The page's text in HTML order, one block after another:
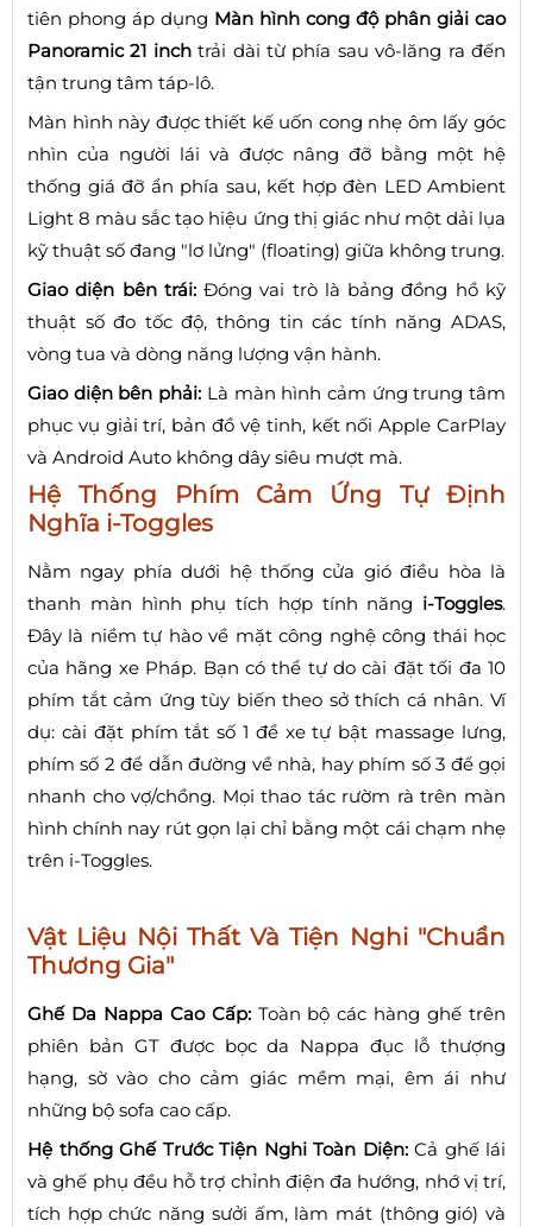
tiên phong áp dụng Màn hình cong độ phân giải cao
Panoramic 21 inchtrải dài từ phía sau vô-lăng ra đến
tận trung tâm táp-lô.
Màn hình này được thiết kế uốn cong nhẹ ôm lấy góc
nhìn của người lái và được nâng đỡ bằng một hệ
thống giá đỡ ẩn phía sau, kết hợp đèn LED Ambient
Light 8 màu sắc tạo hiệu ứng thị giác như một dải lụa
kỹ thuật số đang "lơ lửng" (floating) giữa không trung.
Giao diện bên trái:Đóng vai trò là bảng đồng hồ kỹ
thuật số đo tốc độ, thông tin các tính năng ADAS,
vòng tua và dòng năng lượng vận hành.
Giao diện bên phải: Là màn hình cảm ứng trung tâm
phục vụ giải trí, bản đồ vệ tinh, kết nối Apple CarPlay
và Android Auto không dây siêu mượt mà.
Hệ Thống Phím Cảm Ứng Tự Định
Nghĩa i-Toggles
Nằm ngay phía dưới hệ thống cửa gió điều hòa là
thanh màn hình phụ tích hợp tính năng i-Toggles.
Đây là niềm tự hào về mặt công nghệ công thái học
của hãng xe Pháp. Bạn có thể tự do cài đặt tối đa 10
phím tắt cảm ứng tùy biến theo sở thích cá nhân. Ví
dụ: cài đặt phím tắt số 1 để xe tự bật massage lưng,
phím số 2 để dẫn đường về nhà, hay phím số 3 để gọi
nhanh cho vợ/chồng. Mọi thao tác rườm rà trên màn
hình chính nay rút gọn lại chỉ bằng một cái chạm nhẹ
trên i-Toggles.
Vật Liệu Nội Thất Và Tiện Nghi "Chuẩn
Thương Gia"
Ghế Da Nappa Cao Cấp:Toàn bộ các hàng ghế trên
phiên bản GT được bọc da Nappa đục lỗ thượng
hạng, sờ vào cho cảm giác mềm mại, êm ái như
những bộ sofa cao cấp.
Hệ thống Ghế Trước Tiện Nghi Toàn Diện:Cả ghế lái
và ghế phụ đều hỗ trợ chỉnh điện đa hướng, nhớ vị trí,
tích hợp chức năng sưởi ấm, làm mát (thông gió) và